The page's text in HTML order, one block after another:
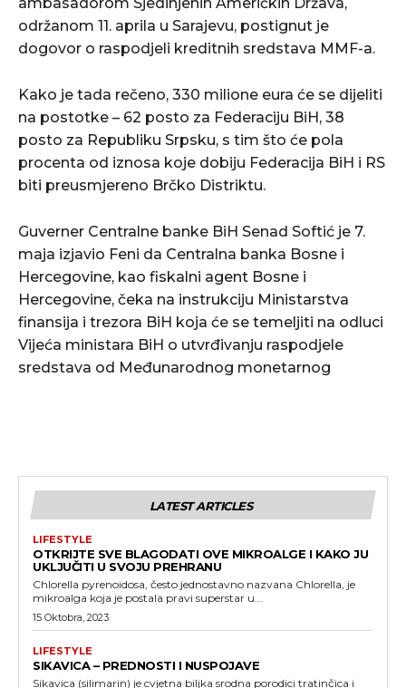
ambasadorom Sjedinjenih Američkih Država,
održanom 11. aprila u Sarajevu, postignut je
dogovor o raspodjeli kreditnih sredstava MMF-a.
Kako je tada rečeno, 330 milione eura će se dijeliti
na postotke – 62 posto za Federaciju BiH, 38
posto za Republiku Srpsku, s tim što će pola
procenta od iznosa koje dobiju Federacija BiH i RS
biti preusmjereno Brčko Distriktu.
Guverner Centralne banke BiH Senad Softić je 7.
maja izjavio Feni da Centralna banka Bosne i
Hercegovine, kao fiskalni agent Bosne i
Hercegovine, čeka na instrukciju Ministarstva
finansija i trezora BiH koja će se temeljiti na odluci
Vijeća ministara BiH o utvrđivanju raspodjele
sredstava od Međunarodnog monetarnog
LATEST ARTICLES
LIFESTYLE
OTKRIJTE SVE BLAGODATI OVE MIKROALGE I KAKO JU
UKLJUČITI U SVOJU PREHRANU
Chlorella pyrenoidosa, često jednostavno nazvana Chlorella, je
mikroalga koja je postala pravi superstar u...
15 Oktobra, 2023
LIFESTYLE
SIKAVICA – PREDNOSTI I NUSPOJAVE
Sikavica (silimarin) je cvjetna biljka srodna porodici tratinčica i